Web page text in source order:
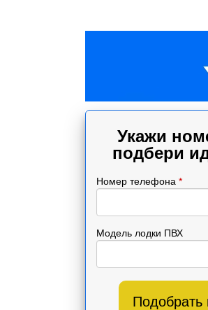
Укажи
подбери
Номер телефона *
Модель лодки ПВХ
Подобрать